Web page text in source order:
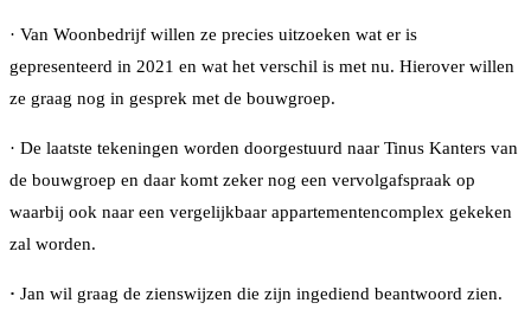
· Van Woonbedrijf willen ze precies uitzoeken wat er is
gepresenteerd in 2021 en wat het verschil is met nu. Hierover willen
ze graag nog in gesprek met de bouwgroep.
· De laatste tekeningen worden doorgestuurd naar Tinus Kanters van
de bouwgroep en daar komt zeker nog een vervolgafspraak op
waarbij ook naar een vergelijkbaar appartementencomplex gekeken
zal worden.
· Jan wil graag de zienswijzen die zijn ingediend beantwoord zien.